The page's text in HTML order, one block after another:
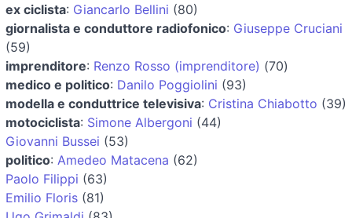
ex ciclista: Giancarlo Bellini (80)
giornalista e conduttore radiofonico: Giuseppe Cruciani
(59)
imprenditore: Renzo Rosso (imprenditore) (70)
medico e politico: Danilo Poggiolini (93)
modella e conduttrice televisiva: Cristina Chiabotto (39)
motociclista: Simone Albergoni (44)
Giovanni Bussei (53)
politico: Amedeo Matacena (62)
Paolo Filippi (63)
Emilio Floris (81)